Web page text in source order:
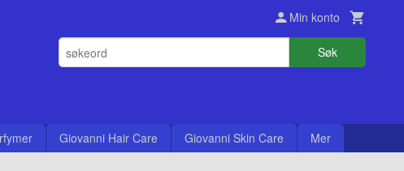
Min konto
Søk
Giovanni Hair Care Giovanni Skin Care Mer